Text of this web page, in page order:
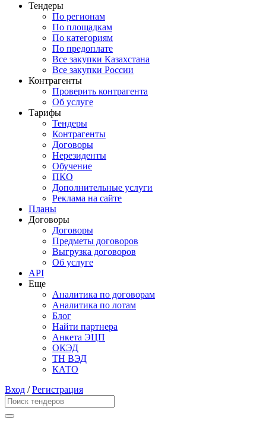
Тендеры
По регионам
По площадкам
По категориям
По предоплате
Все закупки Казахстана
Все закупки России
Контрагенты
Проверить контрагента
Об услуге
Тарифы
Тендеры
Контрагенты
Договоры
Нерезиденты
Обучение
ПКО
Дополнительные услуги
Реклама на сайте
Планы
Договоры
Договоры
Предметы договоров
Выгрузка договоров
Об услуге
API
Еще
Аналитика по договорам
Аналитика по лотам
Блог
Найти партнера
Анкета ЭЦП
ОКЭД
ТН ВЭД
КАТО
Вход /Регистрация